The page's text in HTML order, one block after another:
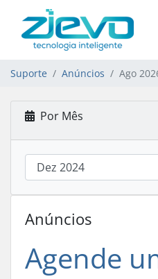
Suporte Anúncios Ago
Por Mês
Anúncios
Agende